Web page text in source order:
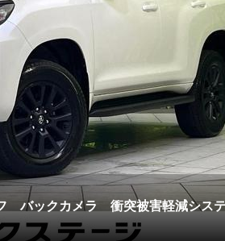
バックカメラ 衝突被害軽減シス